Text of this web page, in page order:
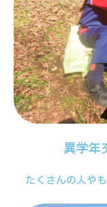
異学年
たくさんの人や